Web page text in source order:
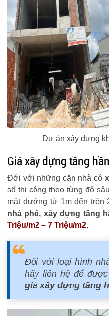
Dự án xây dựng
Giá xây dựng tầng
Đới với những căn nhà có
số thi công theo từng độ
mặt đường từ 1m đến trên
nhà phố, xây dựng tầng
Triệu/m2 – 7 Triệu/m2.
Đối với loại hình
hãy liên hệ để
giá xây dựng tầng